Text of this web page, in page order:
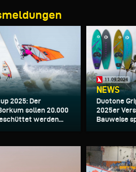
2025: Der
sollen 20.000
werden...
11.09.2024
NEWS
Duotone
2025er
Bauweise